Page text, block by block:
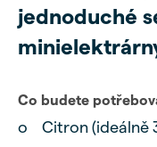
jednoduché
Co budete
o Citron (ideálně